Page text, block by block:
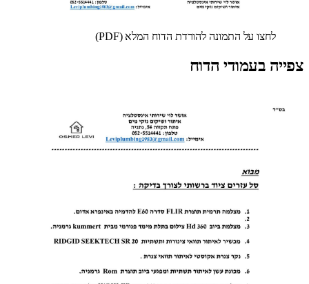
לחצו על התמונה להורדת הדוח המלא (PDF)
צפייה בעמודי הדוח